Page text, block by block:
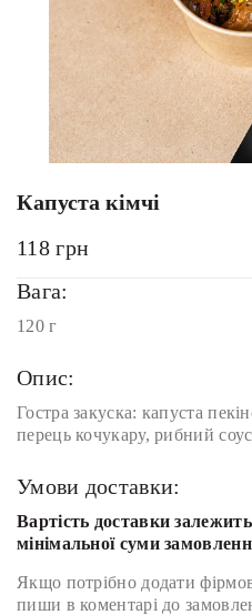
Капуста кімчі
118 грн
Вага:
120 г
Опис:
Гостра закуска: капуста
перець кочукару, рибний
Умови доставки:
Вартість доставки
мінімальної суми
Якщо потрібно додати
пиши в коментарі до